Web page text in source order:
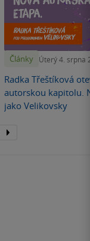
Články Úterý 4. srpna
Radka Třeštíková
autorskou kapitolu.
jako Velikovsky